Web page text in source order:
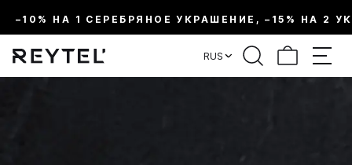
–10% НА 1 СЕРЕБРЯНОЕ УКРАШЕНИЕ, –15% НА 2
RUS